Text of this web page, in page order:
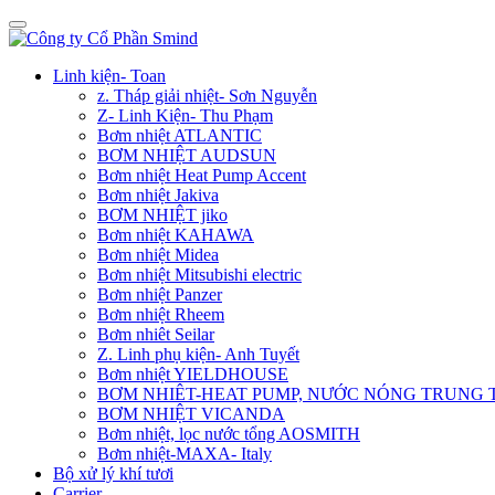
Linh kiện- Toan
z. Tháp giải nhiệt- Sơn Nguyễn
Z- Linh Kiện- Thu Phạm
Bơm nhiệt ATLANTIC
BƠM NHIỆT AUDSUN
Bơm nhiệt Heat Pump Accent
Bơm nhiệt Jakiva
BƠM NHIỆT jiko
Bơm nhiệt KAHAWA
Bơm nhiệt Midea
Bơm nhiệt Mitsubishi electric
Bơm nhiệt Panzer
Bơm nhiệt Rheem
Bơm nhiêt Seilar
Z. Linh phụ kiện- Anh Tuyết
Bơm nhiệt YIELDHOUSE
BƠM NHIÊT-HEAT PUMP, NƯỚC NÓNG TRUNG
BƠM NHIỆT VICANDA
Bơm nhiệt, lọc nước tổng AOSMITH
Bơm nhiệt-MAXA- Italy
Bộ xử lý khí tươi